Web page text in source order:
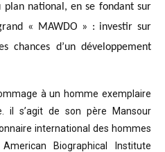
national, en se fondant sur
« MAWDO » : investir sur
chances d’un développement
à un homme exemplaire
il s’agit de son père Mansour
international des hommes
Biographical Institute